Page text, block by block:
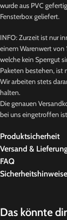
wurde aus PVC
Fensterbox geliefert.
INFO: Zurzeit ist nur
einem Warenwert von
welche kein Sperrgut
Paketen bestehen, ist
Wir arbeiten stets
halten.
Die genauen
bei uns eingetroffen
Produktsicherheit
Versand &
FAQ
Sicherheitshinweise
Das könnte